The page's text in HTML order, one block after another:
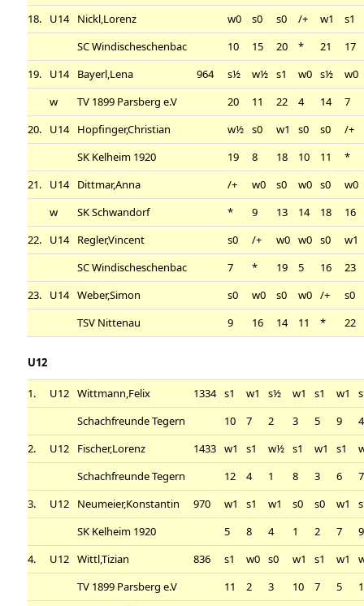
18. U14 Nickl,Lorenz w0 s0 s0 /+ w1
s1
SC Windischeschenbac
10 15 20 * 21
17
19.
U14 Bayerl,Lena 964 s½ w½ s1 w0 s½
w0
w
TV 1899 Parsberg e.V 20 11 22 4 14
7
20.
U14 Hopfinger,Christian w½ s0 w1 s0 s0
/+
SK Kelheim 1920
19 8 18 10 11
*
21.
U14 Dittmar,Anna /+ w0 s0 w0 s0
w0
w
SK Schwandorf * 9 13 14 18
16
22.
U14 Regler,Vincent s0 /+ w0 w0 s0
w1
SC Windischeschenbac
7 * 19 5 16
23
23.
U14 Weber,Simon s0 w0 s0 w0 /+
s0
TSV Nittenau
9 16 14 11 * 22
U12
1. U12 Wittmann,Felix 1334 s1 w1 s½ w1 s1 w1
Schachfreunde Tegern
10 7 2 3 5 9
4
2.
U12 Fischer,Lorenz 1433 w1 s1 w½ s1 w1 s1
Schachfreunde Tegern
12 4 1 8 3 6
7
3.
U12 Neumeier,Konstantin 970 w1 s1 w1 s0 s0 w1
SK Kelheim 1920
5 8 4 1 2 7
9
4.
U12 Wittl,Tizian 836 s1 w0 s0 w1 s1 w1
TV 1899 Parsberg e.V
11 2 3 10 7 5
1